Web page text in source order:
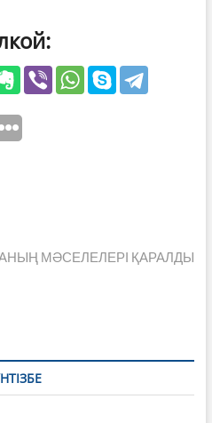
МӘСЕЛЕЛЕРІ ҚАРАЛДЫ